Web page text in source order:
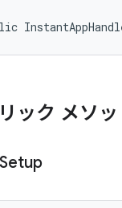
ック メソッ
Setup